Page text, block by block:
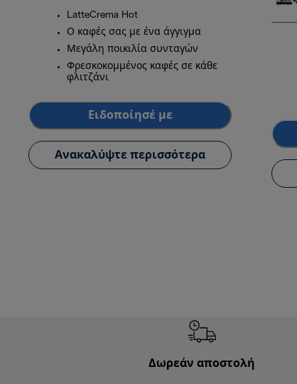
LatteCrema Hot
Ο καφές σας με ένα άγγιγμα
Μεγάλη ποικιλία συνταγών
Φρεσκοκομμένος καφές σε κάθε
φλιτζάνι
Ειδοποίησέ με
Ανακαλύψτε περισσότερα
Δωρεάν αποστολή